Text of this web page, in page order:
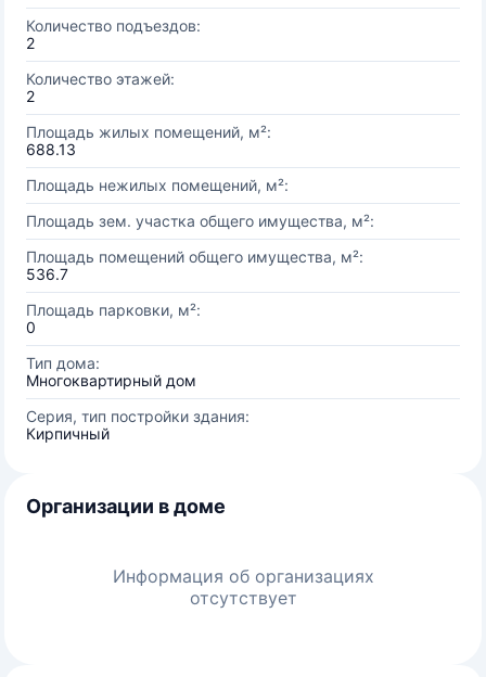
Количество подъездов:
2
Количество этажей:
2
Площадь жилых помещений, м²:
688.13
Площадь нежилых помещений, м²:
Площадь зем. участка общего имущества, м²:
Площадь помещений общего имущества, м²:
536.7
Площадь парковки, м²:
0
Тип дома:
Многоквартирный дом
Серия, тип постройки здания:
Кирпичный
Организации в доме
Информация об организациях
отсутствует